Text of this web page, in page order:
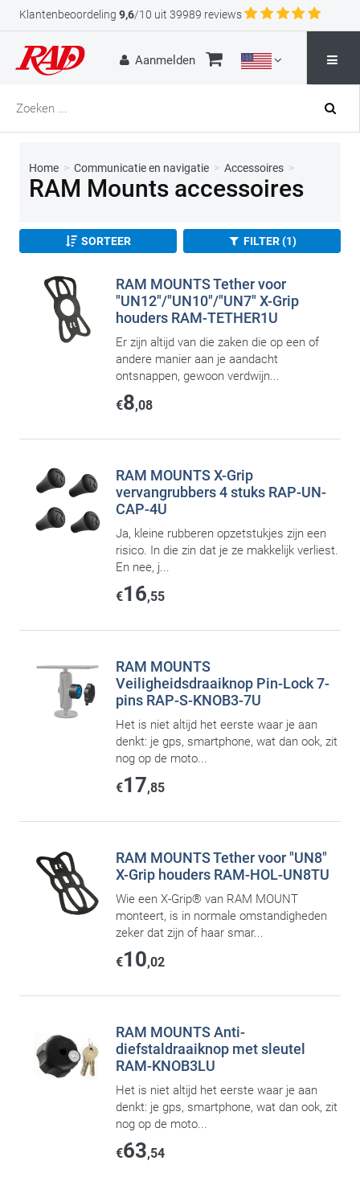
Klantenbeoordeling 9,6/10 uit 39989 reviews
Aanmelden
Home > Communicatie en navigatie > Accessoires >
RAM Mounts accessoires
SORTEER FILTER (1)
RAM MOUNTS Tether voor
"UN12"/"UN10"/"UN7" X-Grip
houders RAM-TETHER1U
Er zijn altijd van die zaken die op een of
andere manier aan je aandacht
ontsnappen, gewoon verdwijn...
€8,08
RAM MOUNTS X-Grip
vervangrubbers 4 stuks RAP-UN-
CAP-4U
Ja, kleine rubberen opzetstukjes zijn een
risico. In die zin dat je ze makkelijk verliest.
En nee, j...
€16,55
RAM MOUNTS
Veiligheidsdraaiknop Pin-Lock 7-
pins RAP-S-KNOB3-7U
Het is niet altijd het eerste waar je aan
denkt: je gps, smartphone, wat dan ook, zit
nog op de moto...
€17,85
RAM MOUNTS Tether voor "UN8"
X-Grip houders RAM-HOL-UN8TU
Wie een X-Grip® van RAM MOUNT
monteert, is in normale omstandigheden
zeker dat zijn of haar smar...
€10,02
RAM MOUNTS Anti-
diefstaldraaiknop met sleutel
RAM-KNOB3LU
Het is niet altijd het eerste waar je aan
denkt: je gps, smartphone, wat dan ook, zit
nog op de moto...
€63,54